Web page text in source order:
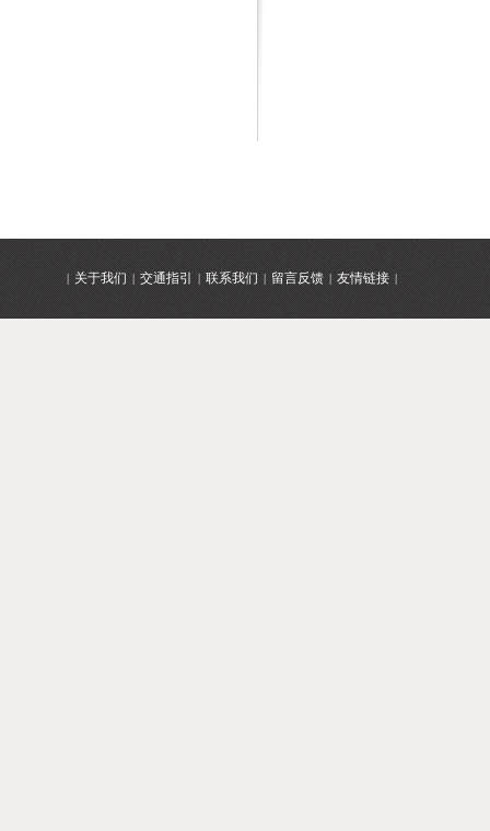
| 关于我们 | 交通指引 | 联系我们 | 留言反馈 | 友情链接 |